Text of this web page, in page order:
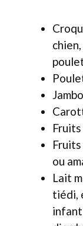
ou
Lait
tiédi,